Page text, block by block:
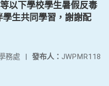
以下學校學生暑假反毒
生共同學習，謝謝配
發布人： JWPMR118
務處 |